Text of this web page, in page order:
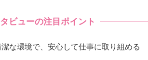
ビューの注目ポイント
な環境で、安心して仕事に取り組める